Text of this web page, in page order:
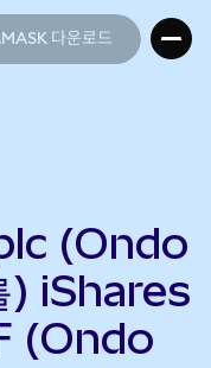
다운로드
(Ondo
) iShares
(Ondo